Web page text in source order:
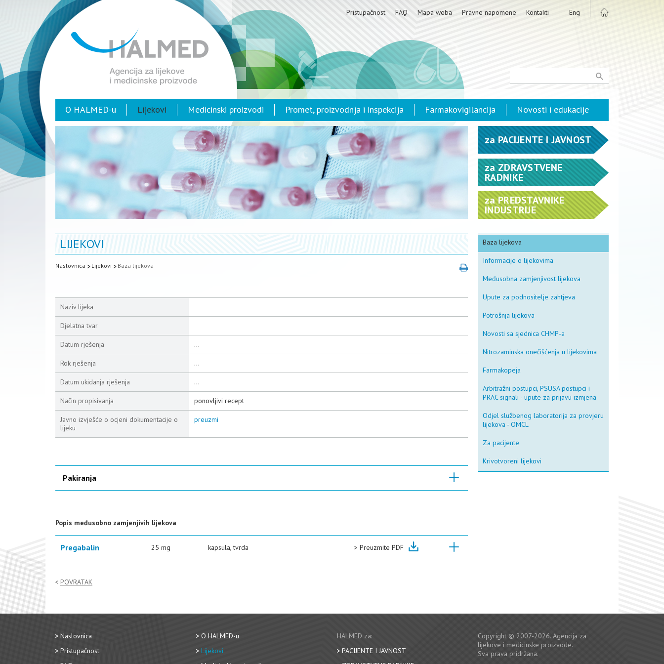
Pristupačnost FAQ Mapa weba Pravne napomene Kontakti Eng
O HALMED-u Lijekovi Medicinski proizvodi Promet, proizvodnja i inspekcija Farmakovigilancija Novosti i edukacije
LIJEKOVI
Naslovnica Lijekovi Baza lijekova
Naziv lijeka
Djelatna tvar
Datum rješenja ...
Rok rješenja ...
Datum ukidanja rješenja ...
Način propisivanja ponovljivi recept
Javno izvješće o ocjeni dokumentacije o
lijeku
preuzmi
Pakiranja
Popis međusobno zamjenjivih lijekova
Pregabalin 25 mg kapsula, tvrda > Preuzmite PDF
POVRATAK
za PACIJENTE I JAVNOST
za ZDRAVSTVENE
RADNIKE
zaPREDSTAVNIKE
INDUSTRIJE
Baza lijekova
Informacije o lijekovima
Međusobna zamjenjivost lijekova
Upute za podnositelje zahtjeva
Potrošnja lijekova
Novosti sa sjednica CHMP-a
Nitrozaminska onečišćenja u lijekovima
Farmakopeja
Arbitražni postupci, PSUSA postupci i
PRAC signali - upute za prijavu izmjena
Odjel službenog laboratorija za provjeru
lijekova - OMCL
Za pacijente
Krivotvoreni lijekovi
Naslovnica
Pristupačnost
O HALMED-u
Lijekovi
HALMED za:
PACIJENTE I JAVNOST
Copyright © 2007-2026. Agencija za
lijekove i medicinske proizvode.
Sva prava pridržana.